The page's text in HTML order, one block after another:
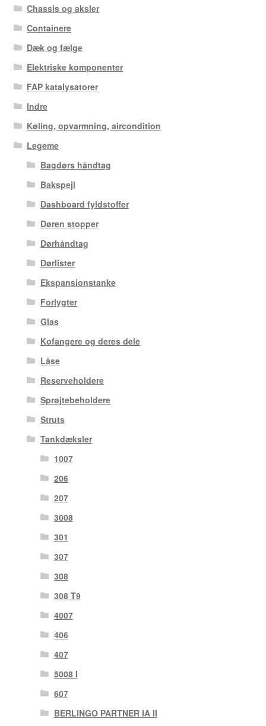
Chassis og aksler
Containere
Dæk og fælge
Elektriske komponenter
FAP katalysatorer
Indre
Køling, opvarmning, aircondition
Legeme
Bagdørs håndtag
Bakspejl
Dashboard fyldstoffer
Døren stopper
Dørhåndtag
Dørlister
Ekspansionstanke
Forlygter
Glas
Kofangere og deres dele
Låse
Reserveholdere
Sprøjtebeholdere
Struts
Tankdæksler
1007
206
207
3008
301
307
308
308 T9
4007
406
407
5008 I
607
BERLINGO PARTNER IA II